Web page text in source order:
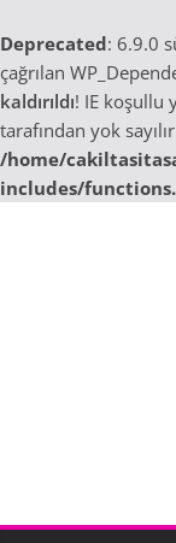
Deprecated: 6.9.0
çağrılan
kaldırıldı! IE koşullu
tarafından yok
/home/
includes/